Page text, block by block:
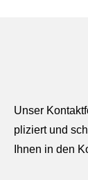
Unser
pliziert und
Ihnen in den